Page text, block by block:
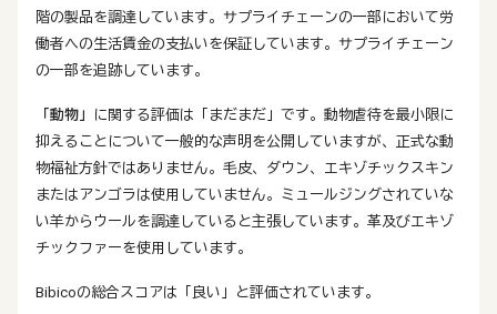
階の製品を調達しています。サプライチェーンの一部において労
働者への生活賃金の支払いを保証しています。サプライチェーン
の一部を追跡しています。
「動物」
に関する評価は「まだまだ」です。動物虐待を最小限に
抑えることについて一般的な声明を公開していますが、正式な動
物福祉方針ではありません。毛皮、ダウン、エキゾチックスキン
またはアンゴラは使用していません。ミュールジングされていな
い羊からウールを調達していると主張しています。革及びエキゾ
チックファーを使用しています。
Bibicoの総合スコアは「良い」と評価されています。